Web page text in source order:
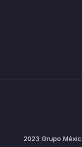
2023 Grupo